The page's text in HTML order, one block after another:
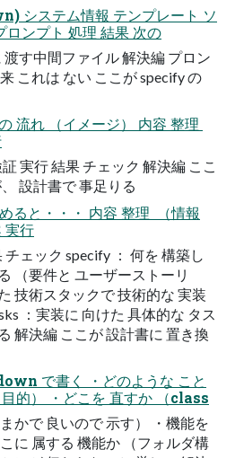
システム情報 テンプレート ソ
ンプト 処理​ 結果​ 次の​
す中間ファイル 解決編 プロン
これは​ ない​ ここが​ specify の​
流れ​ （イメージ）​ 内容​ 整理
実行 結果​ チェック 解決編 ここ
設計書で​ 事足りる​
ると・・・ 内容​ 整理 ​ （情報​
実行​
チェック specify ： 何を​ 構築し
（要件と​ ユーザーストーリ
技術スタックで​ 技術的な​ 実装
：実装に​ 向けた​ 具体的な​ タス
解決編 ここが​ 設計書に​ 置き換
で書く​ ・どのような​ こと
的）​ ・どこを​ 直すか​ （class
かで​ 良いので​ 示す）​ ・機能を​
に​ 属する​ 機能か​ （フォルダ構